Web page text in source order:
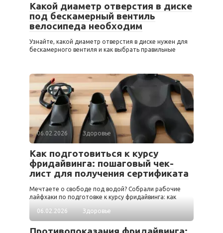
Какой диаметр отверстия в диске
под бескамерный вентиль
велосипеда необходим
Узнайте, какой диаметр отверстия в диске нужен для
бескамерного вентиля и как выбрать правильные
06.02.2026 Здоровье
Как подготовиться к курсу
фридайвинга: пошаговый чек-
лист для получения сертификата
Мечтаете о свободе под водой? Собрали рабочие
лайфхаки по подготовке к курсу фридайвинга: как
06.02.2026 Здоровье